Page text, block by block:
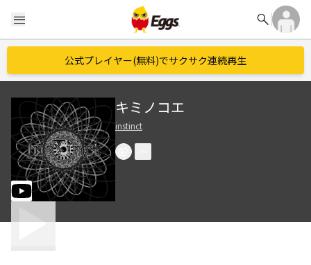
menu search
公式プレイヤー(無料)でサクサク連続再生
キミノコエ
instinct